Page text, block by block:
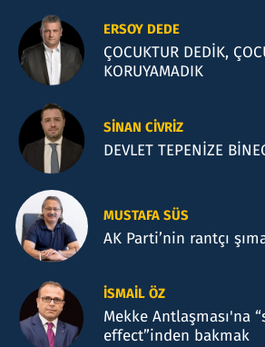
ERSOY DEDE
ÇOCUKTUR DEDİK,
KORUYAMADIK
SINAN CIVRIZ
DEVLET TEPENİZE
MUSTAFA SÜS
AK Parti’nin rantçı
İSMAIL ÖZ
Mekke Antlaşması'na
effect”inden bakmak